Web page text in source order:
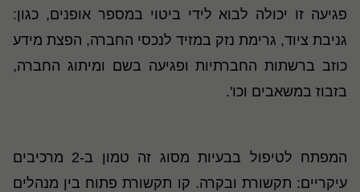
פגיעה זו יכולה לבוא לידי ביטוי במספר אופנים, כגון:
גניבת ציוד, גרימת נזק במזיד לנכסי החברה, הפצת מידע
כוזב ברשתות החברתיות ופגיעה בשם ומיתוג החברה,
בזבוז במשאבים וכו'.
המפתח לטיפול בבעיות מסוג זה טמון ב-2 מרכיבים
עיקריים: תקשורת ובקרה. קו תקשורת פתוח בין מנהלים